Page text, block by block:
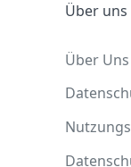
Über uns
Über Uns